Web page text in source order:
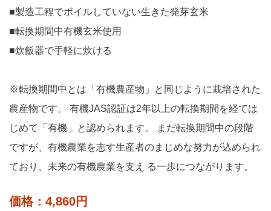
■製造工程でボイルしていない生きた発芽玄米
■転換期間中有機玄米使用
■炊飯器で手軽に炊ける
※転換期間中とは「有機農産物」と同じように栽培された
農産物です。 有機JAS認証は2年以上の転換期間を経ては
じめて「有機」と認められます。 まだ転換期間中の段階
ですが、有機農業を志す生産者のまじめな努力が込められ
ており、未来の有機農業を支え る一歩につながります。
価格：4,860円